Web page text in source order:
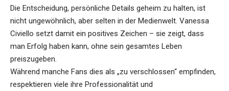
Die Entscheidung, persönliche Details geheim zu halten, ist
nicht ungewöhnlich, aber selten in der Medienwelt. Vanessa
Civiello setzt damit ein positives Zeichen – sie zeigt, dass
man Erfolg haben kann, ohne sein gesamtes Leben
preiszugeben.
Während manche Fans dies als „zu verschlossen“ empfinden,
respektieren viele ihre Professionalität und